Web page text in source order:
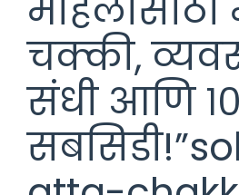
चक्की,
संधी आणि